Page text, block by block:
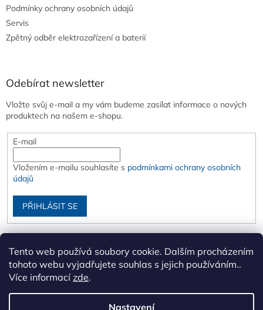
Tento web používá soubory cookie. Dalším procházením
tohoto webu vyjadřujete souhlas s jejich používáním..
Více informacízde.
Nastavení
Podmínky ochrany osobních údajů
Servis
Zpětný odběr elektrozařízení a baterií
Odebírat newsletter
Vložte svůj e-mail a my vám budeme zasílat informace o nových
produktech na našem e-shopu.
E-mail
Vložením e-mailu souhlasíte s podmínkami ochrany osobních
údajů
PŘIHLÁSIT SE